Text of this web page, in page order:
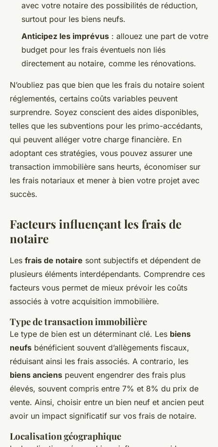
avec votre notaire des possibilités de réduction,
surtout pour les biens neufs.
Anticipez les imprévus : allouez une part de votre
budget pour les frais éventuels non liés
directement au notaire, comme les rénovations.
N’oubliez pas que bien que les frais du notaire soient
réglementés, certains coûts variables peuvent
surprendre. Soyez conscient des aides disponibles,
telles que les subventions pour les primo-accédants,
qui peuvent alléger votre charge financière. En
adoptant ces stratégies, vous pouvez assurer une
transaction immobilière sans heurts, économiser sur
les frais notariaux et mener à bien votre projet avec
succès.
Facteurs influençant les frais de
notaire
Les frais de notaire sont subjectifs et dépendent de
plusieurs éléments interdépendants. Comprendre ces
facteurs vous permet de mieux prévoir les coûts
associés à votre acquisition immobilière.
Type de transaction immobilière
Le type de bien est un déterminant clé. Les biens
neufs bénéficient souvent d’allègements fiscaux,
réduisant ainsi les frais associés. A contrario, les
biens anciens peuvent engendrer des frais plus
élevés, souvent compris entre 7% et 8% du prix de
vente. Ainsi, choisir entre un bien neuf et ancien peut
avoir un impact significatif sur vos frais de notaire.
Localisation géographique